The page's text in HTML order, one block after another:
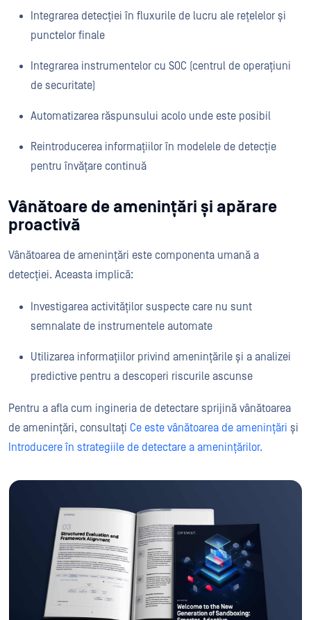
Integrarea detecției în fluxurile de lucru ale rețelelor și
punctelor finale
Integrarea instrumentelor cu SOC (centrul de operațiuni
de securitate)
Automatizarea răspunsului acolo unde este posibil
Reintroducerea informațiilor în modelele de detecție
pentru învățare continuă
Vânătoare de amenințări și apărare
proactivă
Vânătoarea de amenințări este componenta umană a
detecției. Aceasta implică:
Investigarea activităților suspecte care nu sunt
semnalate de instrumentele automate
Utilizarea informațiilor privind amenințările și a analizei
predictive pentru a descoperi riscurile ascunse
Pentru a afla cum ingineria de detectare sprijină vânătoarea
de amenințări, consultați Ce este vânătoarea de amenințări și
Introducere în strategiile de detectare a amenințărilor.
WHITEPAPER
Bine ați venit la noua
Asigurați-vă că doar fișierele sigure și verificate trec prin „air
Descarcă Acum